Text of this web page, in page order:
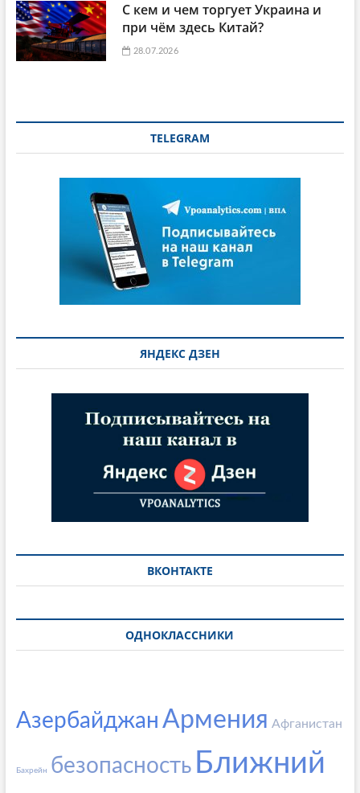
С кем и чем торгует Украина и
при чём здесь Китай?
28.07.2026
TELEGRAM
ЯНДЕКС ДЗЕН
ВКОНТАКТЕ
ОДНОКЛАССНИКИ
Азербайджан Армения Афганистан
Бахрейн безопасность Ближний